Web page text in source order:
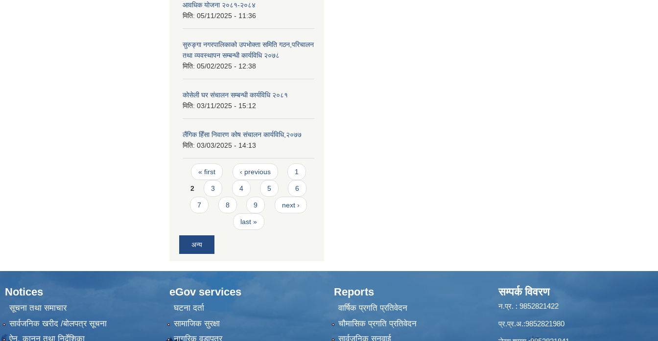
आवधिक योजना २०८१-२०८४
मिति: 05/11/2025 - 11:36
सुरुङ्गा नगरपालिकाको उपभोक्ता समिति गठन,परिचालन
तथा व्यवस्थापन सम्बन्धी कार्यविधि २०७८
मिति: 05/02/2025 - 12:38
कोसेली घर संचालन सम्बन्धी कार्यविधि २०८१
मिति: 03/11/2025 - 15:12
लैंगिक हिँसा निवारण कोष संचालन कार्यविधि,२०७७
मिति: 03/03/2025 - 14:13
Pages
« first ‹ previous 1
2 3 4 5 6
7 8 9 next ›
last »
अन्य
Notices
सूचना तथा समाचार
सार्वजनिक खरीद /बोलपत्र सूचना
ऐन, कानुन तथा निर्देशिका
eGov services
घटना दर्ता
सामाजिक सुरक्षा
नागरिक वडापत्र
Reports
वार्षिक प्रगति प्रतिवेदन
चौमासिक प्रगति प्रतिवेदन
सार्वजनिक सुनुवाई
सम्पर्क विवरण
न.प्र. : 9852821422
प्र.प्र.अ.:9852821980